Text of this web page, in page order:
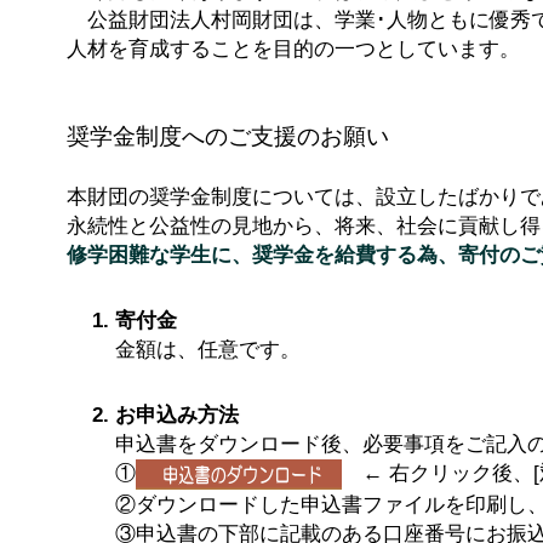
公益財団法人村岡財団は、学業･人物ともに優秀
人材を育成することを目的の一つとしています。
奨学金制度へのご支援のお願い
本財団の奨学金制度については、設立したばかり
永続性と公益性の見地から、将来、社会に貢献し
修学困難な学生に、奨学金を給費する為、寄付の
寄付金
金額は、任意です。
お申込み方法
申込書をダウンロード後、必要事項をご記入
①
← 右クリック後、[
②ダウンロードした申込書ファイルを印刷し
③申込書の下部に記載のある口座番号にお振